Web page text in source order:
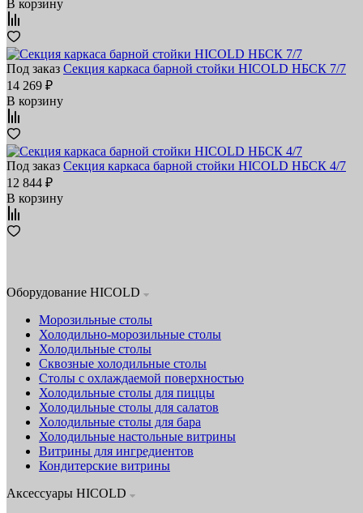
В корзину
Под заказ Секция каркаса барной стойки HICOLD НБСК 7/7
14 269 ₽
В корзину
Под заказ Секция каркаса барной стойки HICOLD НБСК 4/7
12 844 ₽
В корзину
Оборудование HICOLD
Морозильные столы
Холодильно-морозильные столы
Холодильные столы
Сквозные холодильные столы
Столы с охлаждаемой поверхностью
Холодильные столы для пиццы
Холодильные столы для салатов
Холодильные столы для бара
Холодильные настольные витрины
Витрины для ингредиентов
Кондитерские витрины
Аксессуары HICOLD